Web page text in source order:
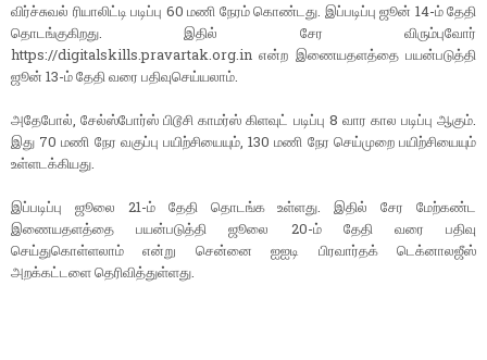
விர்ச்சுவல் ரியாலிட்டி படிப்பு 60 மணி நேரம் கொண்டது. இப்படிப்பு ஜூன் 14-ம் தேதி
தொடங்குகிறது. இதில் சேர விரும்புவோர்
https://digitalskills.pravartak.org.in என்ற இணையதளத்தை பயன்படுத்தி
ஜூன் 13-ம் தேதி வரை பதிவுசெய்யலாம்.
அதேபோல், சேல்ஸ்போர்ஸ் பிடூசி காமர்ஸ் கிளவுட் படிப்பு 8 வார கால படிப்பு ஆகும்.
இது 70 மணி நேர வகுப்பு பயிற்சியையும், 130 மணி நேர செய்முறை பயிற்சியையும்
உள்ளடக்கியது.
இப்படிப்பு ஜூலை 21-ம் தேதி தொடங்க உள்ளது. இதில் சேர மேற்கண்ட
இணையதளத்தை பயன்படுத்தி ஜூலை 20-ம் தேதி வரை பதிவு
செய்துகொள்ளலாம் என்று சென்னை ஐஐடி பிரவார்தக் டெக்னாலஜீஸ்
அறக்கட்டளை தெரிவித்துள்ளது.